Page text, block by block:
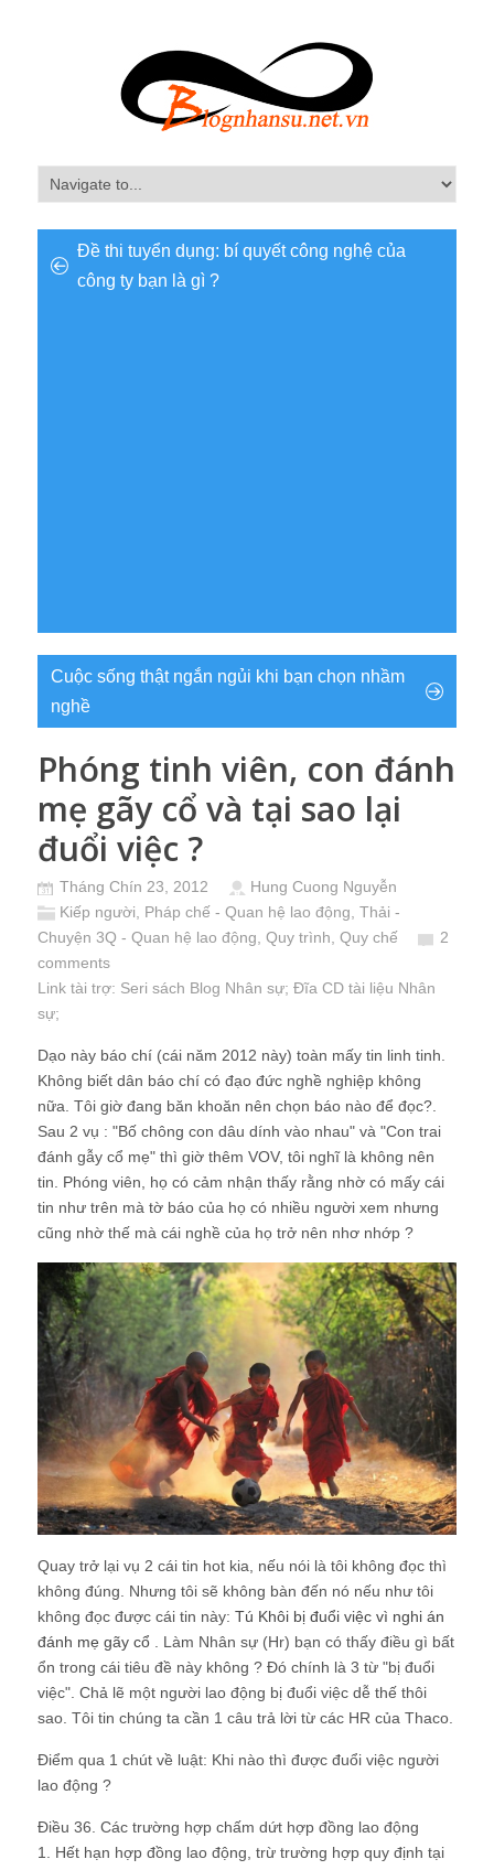
Đề thi tuyển dụng: bí quyết công nghệ của
công ty bạn là gì ?
Cuộc sống thật ngắn ngủi khi bạn chọn nhầm
nghề
Phóng tinh viên, con đánh
mẹ gãy cổ và tại sao lại
đuổi việc ?
Tháng Chín 23, 2012
Hung Cuong Nguyễn
Kiếp người
Pháp chế - Quan hệ lao động Thải -
Chuyện 3Q - Quan hệ lao động, Quy trình, Quy chế
2
comments
Link tài trợ: Seri sách Blog Nhân sự; Đĩa CD tài liệu Nhân
sự;
Dạo này báo chí (cái năm 2012 này) toàn mấy tin linh tinh.
Không biết dân báo chí có đạo đức nghề nghiệp không
nữa. Tôi giờ đang băn khoăn nên chọn báo nào để đọc?.
Sau 2 vụ : "Bố chông con dâu dính vào nhau" và "Con trai
đánh gẫy cổ mẹ" thì giờ thêm VOV, tôi nghĩ là không nên
tin. Phóng viên, họ có cảm nhận thấy rằng nhờ có mấy cái
tin như trên mà tờ báo của họ có nhiều người xem nhưng
cũng nhờ thế mà cái nghề của họ trở nên nhơ nhớp ?
Quay trở lại vụ 2 cái tin hot kia, nếu nói là tôi không đọc thì
không đúng. Nhưng tôi sẽ không bàn đến nó nếu như tôi
không đọc được cái tin này: Tú Khôi bị đuổi việc vì nghi án
đánh mẹ gãy cổ . Làm Nhân sự (Hr) bạn có thấy điều gì bất
ổn trong cái tiêu đề này không ? Đó chính là 3 từ "bị đuổi
việc". Chả lẽ một người lao động bị đuổi việc dễ thế thôi
sao. Tôi tin chúng ta cần 1 câu trả lời từ các HR của Thaco.
Điểm qua 1 chút về luật: Khi nào thì được đuổi việc người
lao động ?
Điều 36. Các trường hợp chấm dứt hợp đồng lao động
1. Hết hạn hợp đồng lao động, trừ trường hợp quy định tại